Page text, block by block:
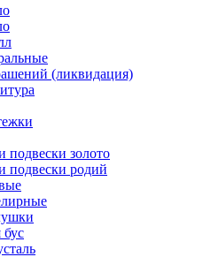
(ликвидация)
подвески золото
подвески родий